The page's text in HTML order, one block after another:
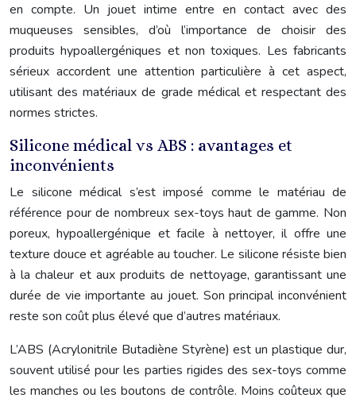
en compte. Un jouet intime entre en contact avec des
muqueuses sensibles, d’où l’importance de choisir des
produits hypoallergéniques et non toxiques. Les fabricants
sérieux accordent une attention particulière à cet aspect,
utilisant des matériaux de grade médical et respectant des
normes strictes.
Silicone médical vs ABS : avantages et
inconvénients
Le silicone médical s’est imposé comme le matériau de
référence pour de nombreux sex-toys haut de gamme. Non
poreux, hypoallergénique et facile à nettoyer, il offre une
texture douce et agréable au toucher. Le silicone résiste bien
à la chaleur et aux produits de nettoyage, garantissant une
durée de vie importante au jouet. Son principal inconvénient
reste son coût plus élevé que d’autres matériaux.
L’ABS (Acrylonitrile Butadiène Styrène) est un plastique dur,
souvent utilisé pour les parties rigides des sex-toys comme
les manches ou les boutons de contrôle. Moins coûteux que